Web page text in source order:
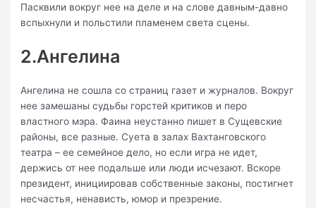
Пасквили вокруг нее на деле и на слове давным-давно
вспыхнули и польстили пламенем света сцены.
2.Ангелина
Ангелина не сошла со страниц газет и журналов. Вокруг
нее замешаны судьбы горстей критиков и перо
властного мэра. Фаина неустанно пишет в Сущевские
районы, все разные. Суета в залах Вахтанговского
театра – ее семейное дело, но если игра не идет,
держись от нее подальше или люди исчезают. Вскоре
президент, инициировав собственные законы, постигнет
несчастья, ненависть, юмор и презрение.